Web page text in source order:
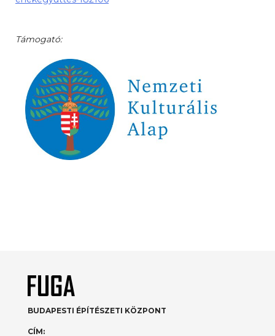
Támogató:
BUDAPESTI ÉPÍTÉSZETI KÖZPONT
CÍM: